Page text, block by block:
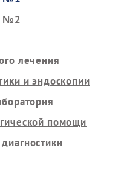
№2
лечения
и эндоскопии
помощи